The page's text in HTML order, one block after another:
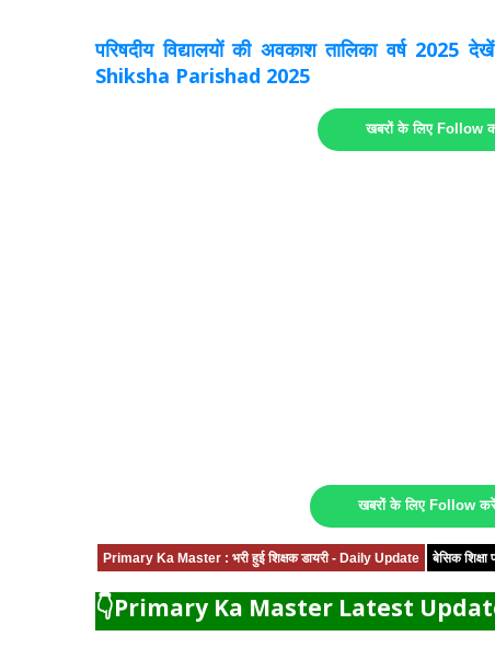
परिषदीय विद्यालयों की अवकाश तालिका वर्ष
Shiksha Parishad 2025
खबरों के लिए Follow
खबरों के लिए Follow
Primary Ka Master : भरी हुई शिक्षक डायरी - Daily Update बेसिक
👇Primary Ka Master Latest